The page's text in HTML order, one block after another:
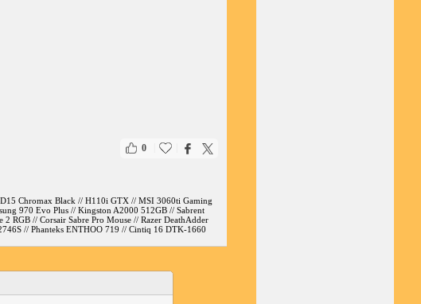
0
Chromax Black // H110i GTX // MSI 3060ti Gaming
970 Evo Plus // Kingston A2000 512GB // Sabrent
// Corsair Sabre Pro Mouse // Razer DeathAdder
// Phanteks ENTHOO 719 // Cintiq 16 DTK-1660